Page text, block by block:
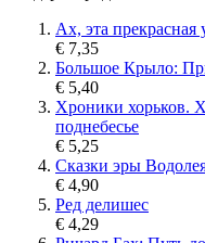
Ах, эта прекрасная
€ 7,35
Большое Крыло:
€ 5,40
Хроники хорьков.
поднебесье
€ 5,25
Сказки эры
€ 4,90
Ред делишес
€ 4,29